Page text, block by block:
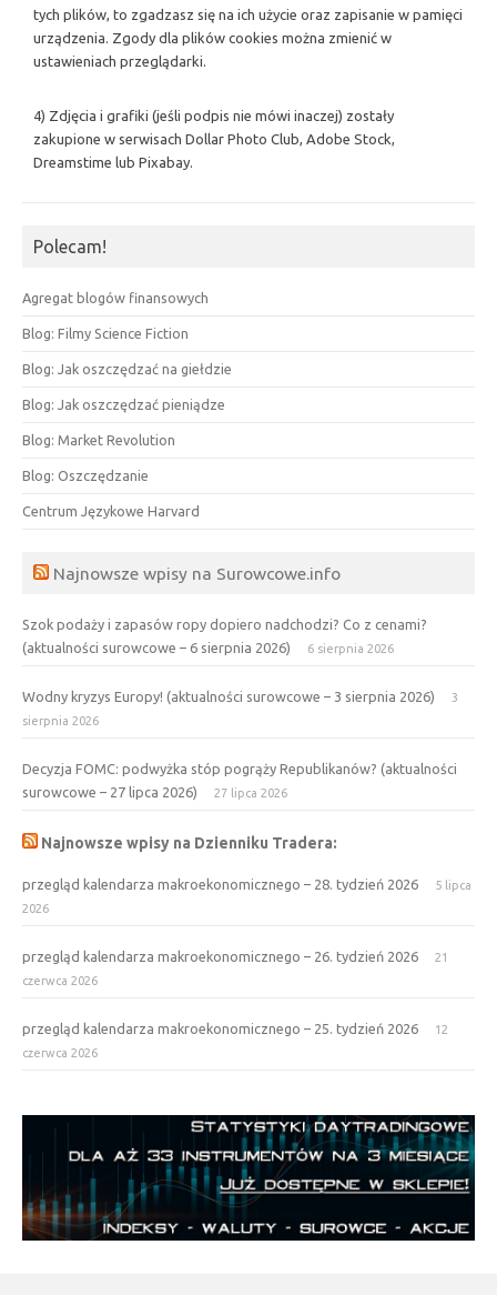
tych plików, to zgadzasz się na ich użycie oraz zapisanie w pamięci
urządzenia. Zgody dla plików cookies można zmienić w
ustawieniach przeglądarki.
4) Zdjęcia i grafiki (jeśli podpis nie mówi inaczej) zostały
zakupione w serwisach Dollar Photo Club, Adobe Stock,
Dreamstime lub Pixabay.
Polecam!
Agregat blogów finansowych
Blog: Filmy Science Fiction
Blog: Jak oszczędzać na giełdzie
Blog: Jak oszczędzać pieniądze
Blog: Market Revolution
Blog: Oszczędzanie
Centrum Językowe Harvard
Najnowsze wpisy na Surowcowe.info
Szok podaży i zapasów ropy dopiero nadchodzi? Co z cenami?
(aktualności surowcowe – 6 sierpnia 2026)
6 sierpnia 2026
Wodny kryzys Europy! (aktualności surowcowe – 3 sierpnia 2026)
3
sierpnia 2026
Decyzja FOMC: podwyżka stóp pogrąży Republikanów? (aktualności
surowcowe – 27 lipca 2026)
27 lipca 2026
Najnowsze wpisy na Dzienniku Tradera:
przegląd kalendarza makroekonomicznego – 28. tydzień 2026
5 lipca
2026
przegląd kalendarza makroekonomicznego – 26. tydzień 2026
21
czerwca 2026
przegląd kalendarza makroekonomicznego – 25. tydzień 2026
12
czerwca 2026